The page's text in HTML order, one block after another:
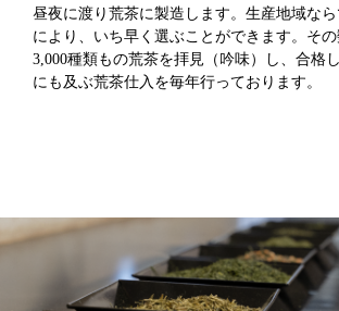
昼夜に渡り荒茶に製造します。生産地域な
により、いち早く選ぶことができます。そ
3,000種類もの荒茶を拝見（吟味）し、合格
にも及ぶ荒茶仕入を毎年行っております。